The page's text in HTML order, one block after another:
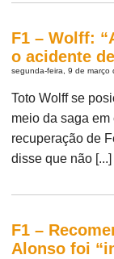
F1 – Wolff:
o acidente
segunda-feira, 9 de março
Toto Wolff se
meio da saga
recuperação de
disse que não [...]
F1 –
Alonso foi